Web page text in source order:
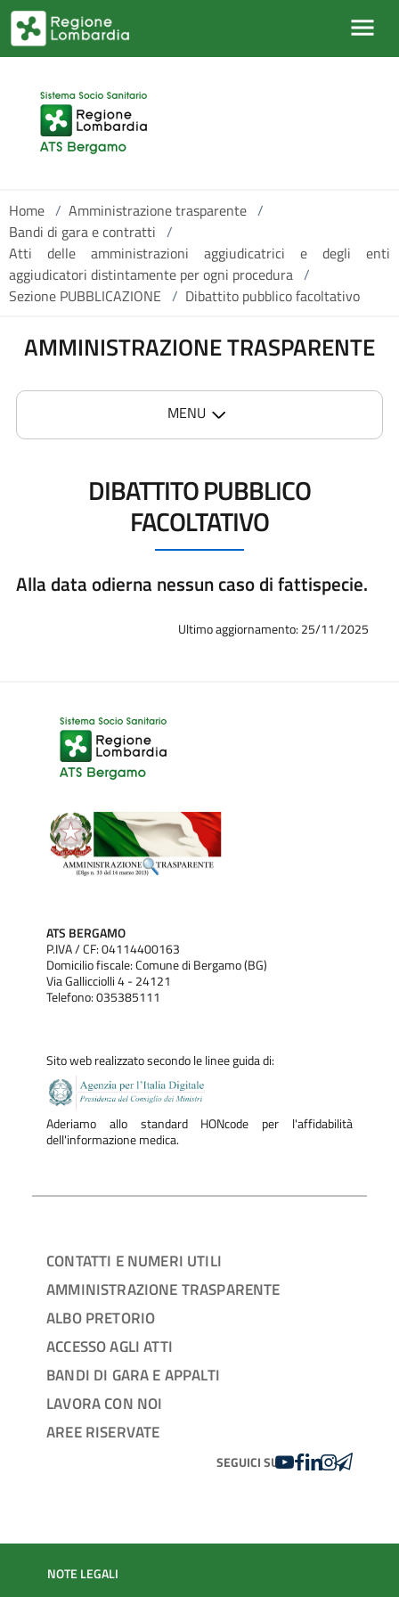
Salta al contenuto principale
Home / Amministrazione trasparente /
Bandi di gara e contratti /
Atti delle amministrazioni aggiudicatrici e degli enti
aggiudicatori distintamente per ogni procedura /
Sezione PUBBLICAZIONE / Dibattito pubblico facoltativo
AMMINISTRAZIONE TRASPARENTE
MENU
DIBATTITO PUBBLICO
FACOLTATIVO
Alla data odierna nessun caso di fattispecie.
Ultimo aggiornamento: 25/11/2025
ATS BERGAMO
P.IVA / CF: 04114400163
Domicilio fiscale: Comune di Bergamo (BG)
Via Gallicciolli 4 - 24121
Telefono: 035385111
Sito web realizzato secondo le linee guida di:
Aderiamo allo standard HONcode per l'affidabilità
dell'informazione medica.
CONTATTI E NUMERI UTILI
AMMINISTRAZIONE TRASPARENTE
ALBO PRETORIO
ACCESSO AGLI ATTI
BANDI DI GARA E APPALTI
LAVORA CON NOI
AREE RISERVATE
SEGUICI SUYOUTUBE
FACEBOOK
LINKEDIN
INSTAGRAM
NOTE LEGALI